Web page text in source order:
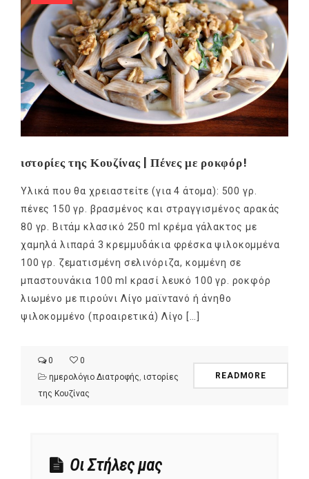
ιστορίες της Κουζίνας | Πένες με ροκφόρ!
Υλικά που θα χρειαστείτε (για 4 άτομα): 500 γρ.
πένες 150 γρ. βρασμένος και στραγγισμένος αρακάς
80 γρ. Bιτάμ κλασικό 250 ml κρέμα γάλακτος με
χαμηλά λιπαρά 3 κρεμμυδάκια φρέσκα ψιλοκομμένα
100 γρ. ζεματισμένη σελινόριζα, κομμένη σε
μπαστουνάκια 100 ml κρασί λευκό 100 γρ. ροκφόρ
λιωμένο με πιρούνι Λίγο μαϊντανό ή άνηθο
ψιλοκομμένο (προαιρετικά) Λίγο […]
0
0
ημερολόγιο Διατροφής ιστορίες
της Κουζίνας
READMORE
Οι Στήλες μας